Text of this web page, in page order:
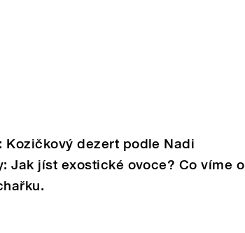
Kozičkový dezert podle Nadi
Jak jíst exostické ovoce? Co víme o